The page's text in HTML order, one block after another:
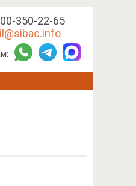
350-22-65